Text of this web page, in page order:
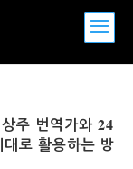
주 번역가와 24
로 활용하는 방